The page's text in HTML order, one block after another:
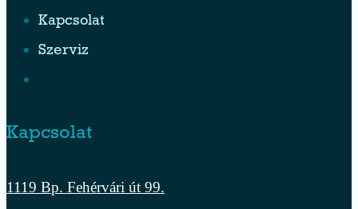
Kapcsolat
Szerviz
Kapcsolat
1119 Bp. Fehérvári út 99.